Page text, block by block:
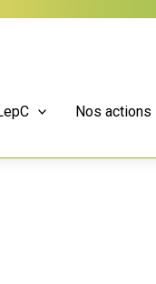
Nos actions